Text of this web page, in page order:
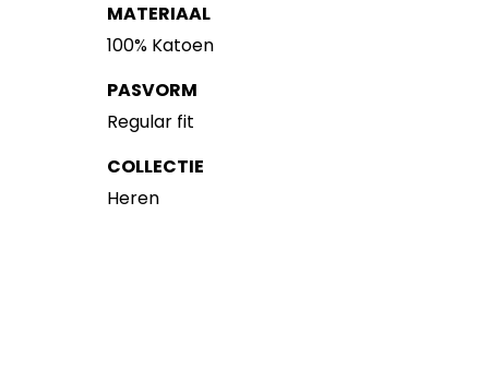
MATERIAAL
100% Katoen
PASVORM
Regular fit
COLLECTIE
Heren